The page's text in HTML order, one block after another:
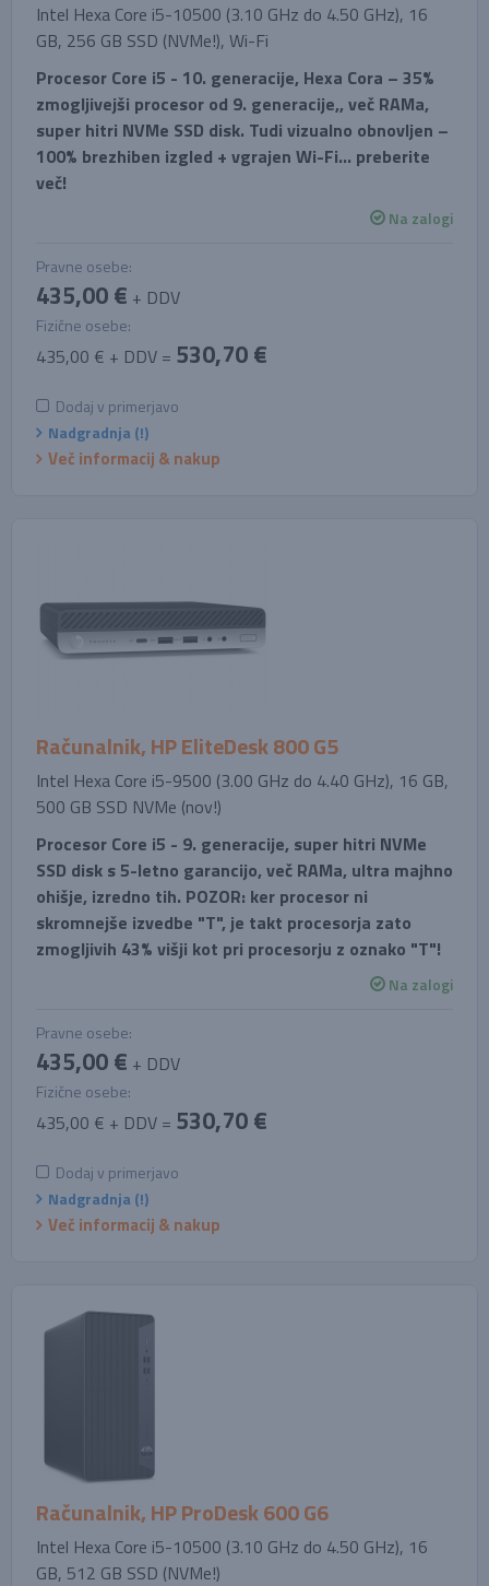
Intel Hexa Core i5-10500 (3.10 GHz do 4.50 GHz), 16
GB, 256 GB SSD (NVMe!), Wi-Fi
Procesor Core i5 - 10. generacije, Hexa Cora – 35%
zmogljivejši procesor od 9. generacije,, več RAMa,
super hitri NVMe SSD disk. Tudi vizualno obnovljen –
100% brezhiben izgled + vgrajen Wi-Fi… preberite
več!
Na zalogi
Pravne osebe:
435,00 € + DDV
Fizične osebe:
435,00 € + DDV = 530,70 €
Dodaj v primerjavo
Nadgradnja (!)
Več informacij & nakup
Računalnik, HP EliteDesk 800 G5
Intel Hexa Core i5-9500 (3.00 GHz do 4.40 GHz), 16 GB,
500 GB SSD NVMe (nov!)
Procesor Core i5 - 9. generacije, super hitri NVMe
SSD disk s 5-letno garancijo, več RAMa, ultra majhno
ohišje, izredno tih. POZOR: ker procesor ni
skromnejše izvedbe "T", je takt procesorja zato
zmogljivih 43% višji kot pri procesorju z oznako "T"!
Na zalogi
Pravne osebe:
435,00 € + DDV
Fizične osebe:
435,00 € + DDV = 530,70 €
Dodaj v primerjavo
Nadgradnja (!)
Več informacij & nakup
Računalnik, HP ProDesk 600 G6
Intel Hexa Core i5-10500 (3.10 GHz do 4.50 GHz), 16
GB, 512 GB SSD (NVMe!)